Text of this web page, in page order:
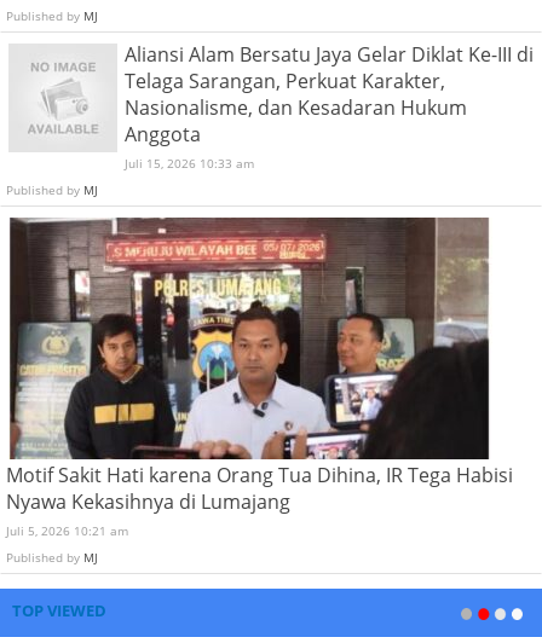
Published by MJ
Aliansi Alam Bersatu Jaya Gelar Diklat Ke-III di
Telaga Sarangan, Perkuat Karakter,
Nasionalisme, dan Kesadaran Hukum
Anggota
Juli 15, 2026 10:33 am
Published by MJ
Motif Sakit Hati karena Orang Tua Dihina, IR Tega Habisi
Nyawa Kekasihnya di Lumajang
Juli 5, 2026 10:21 am
Published by MJ
TOP VIEWED